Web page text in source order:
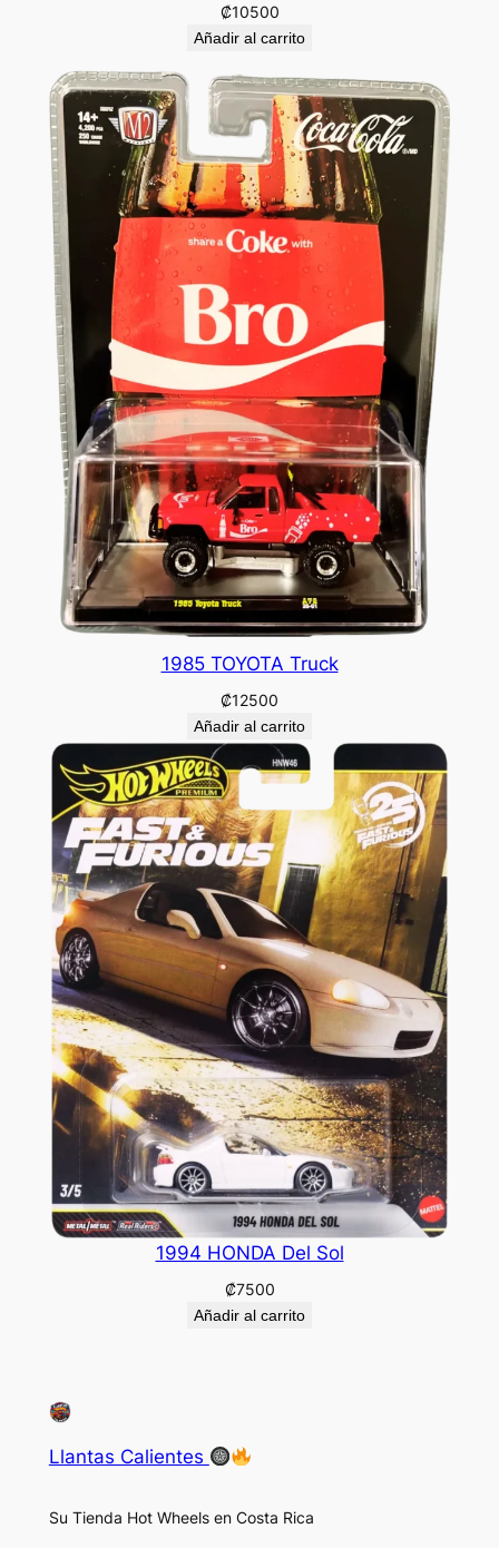
₡10500
Añadir al carrito
1985 TOYOTA Truck
₡12500
Añadir al carrito
1994 HONDA Del Sol
₡7500
Añadir al carrito
Llantas Calientes
Su Tienda Hot Wheels en Costa Rica